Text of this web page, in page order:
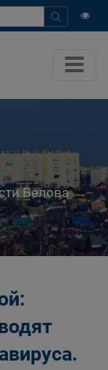
Белова